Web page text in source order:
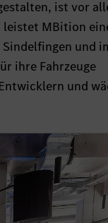
ist vor
leistet MBition
und
ihre Fahrzeuge
und